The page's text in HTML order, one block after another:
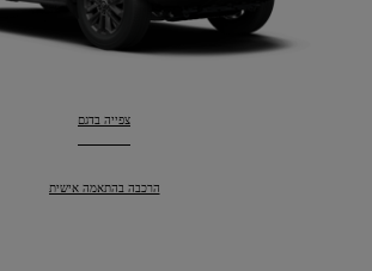
לנד קרוזר:
צפייה בדגם
לנד קרוזר:
הרכבה בהתאמה אישית